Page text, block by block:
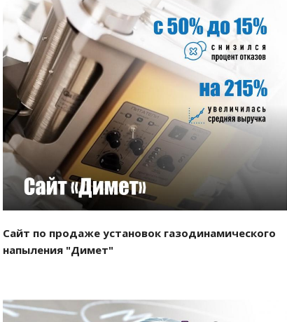
Смотреть проект
Сайт по продаже установок газодинамического
напыления "Димет"